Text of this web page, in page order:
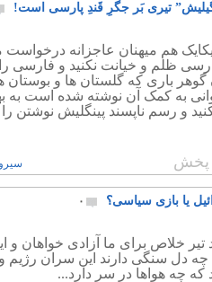
تیری بَر جگرِ قَندِ پارسی است!
یکایک هم میهنان عاجزانه
ظلم و خیانت نکنید و فارسی را
گوهر باری که گلستان ها و بوستان
به کمک آن نوشته شده است به
و رسم ناپسند پینگلیش نوشتن را
پخش
یا بازی سیاسی؟ ۰
تیر خلاص برای ما آزادی خواهان و
چه دل سنگی دارند این سران رژیم
که چه هواها در سر دارد...